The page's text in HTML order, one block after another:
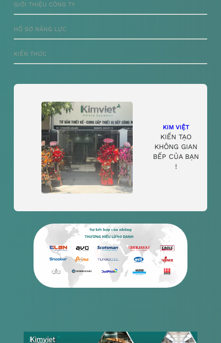
GIỚI THIỆU CÔNG TY
HỒ SƠ NĂNG LỰC
KIẾN THỨC
KIM VIỆT
KIẾN TẠO
KHÔNG GIAN
BẾP CỦA BẠN
!